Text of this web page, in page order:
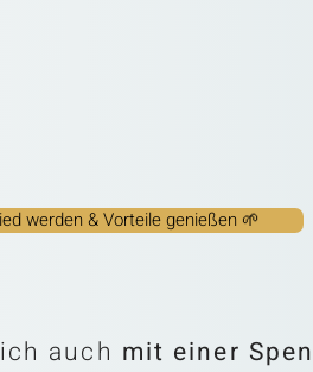
werden & Vorteile genießen 🌱
auch mit einer